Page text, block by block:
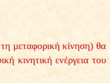
μεταφορική κίνηση) θα
κινητική ενέργεια του